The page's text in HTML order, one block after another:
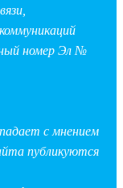
номер Эл №
с мнением
публикуются